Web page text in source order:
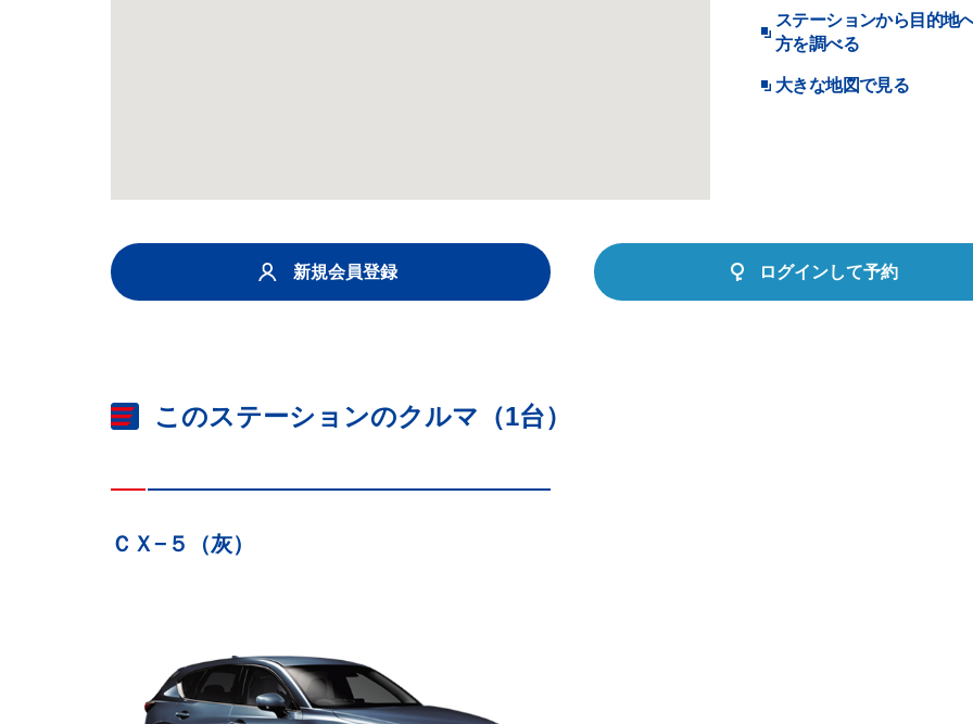
ステーションから目的地
方を調べる
大きな地図で見る
新規会員登録 ログインして予約
このステーションのクルマ（1台）
ＣＸ−５（灰）